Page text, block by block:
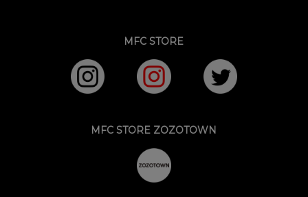
MFC STORE
MFC STORE ZOZOTOWN